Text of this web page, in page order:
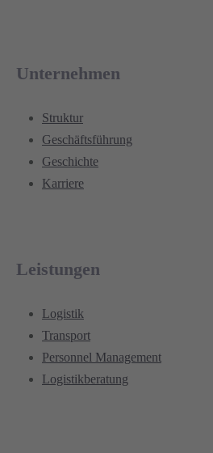
Unternehmen
Struktur
Geschäftsführung
Geschichte
Karriere
Leistungen
Logistik
Transport
Personnel Management
Logistikberatung